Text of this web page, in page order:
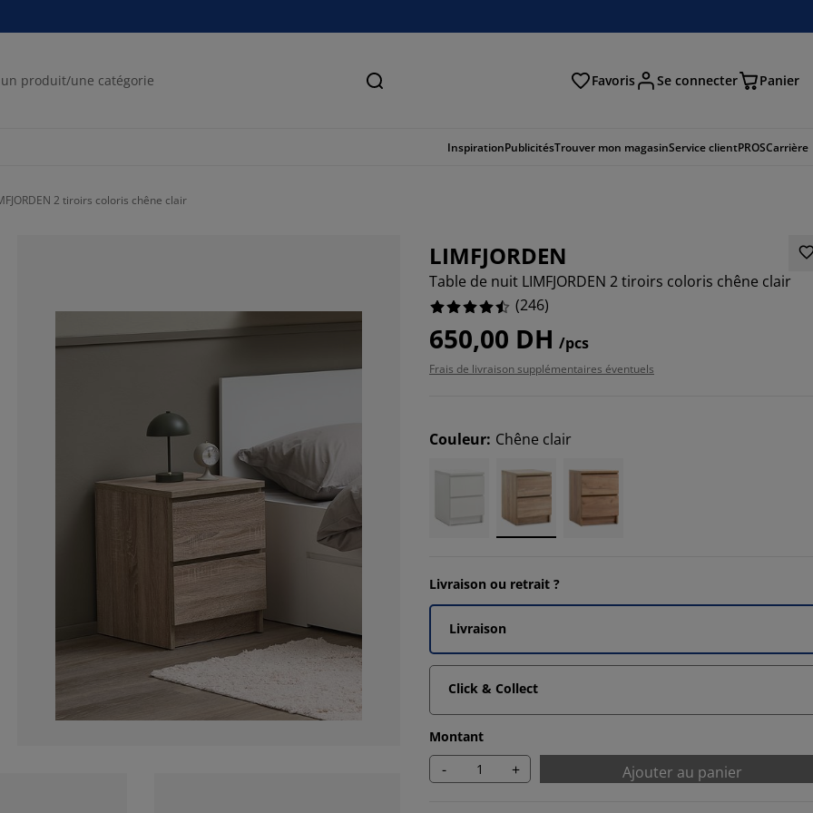
Chercher Favoris Se connecter Panier
InspirationPublicitésTrouver mon magasinService clientPROSCarrière
2 tiroirs coloris chêne clair
LIMFJORDEN
Table de nuit LIMFJORDEN 2 tiroirs coloris chêne clair
(246)
650,00 DH /pcs
Frais de livraison supplémentaires éventuels
Couleur: Chêne clair
Livraison ou retrait ?
Livraison
Click & Collect
Montant
- + Ajouter au panier
4.471544715447155%
4.0650406504065035%
3.2520325203252036%